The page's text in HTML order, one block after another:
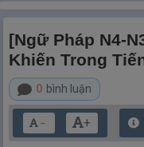
[Ngữ Pháp N4-
Khiến Trong
0 bình luận
－ +